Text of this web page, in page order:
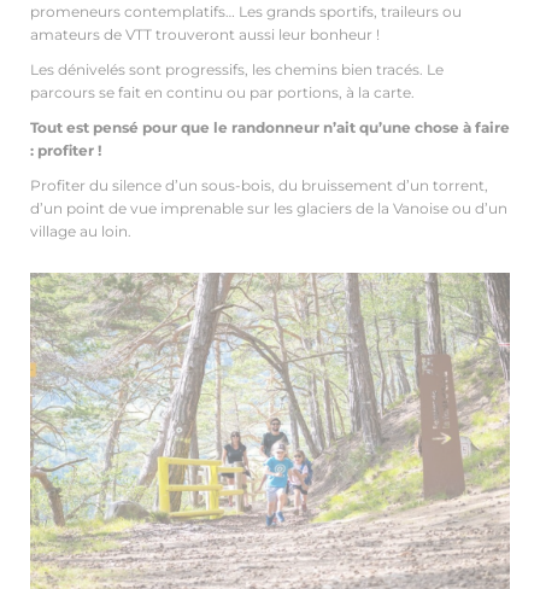
promeneurs contemplatifs… Les grands sportifs, traileurs ou
amateurs de VTT trouveront aussi leur bonheur !
Les dénivelés sont progressifs, les chemins bien tracés. Le
parcours se fait en continu ou par portions, à la carte.
Tout est pensé pour que le randonneur n’ait qu’une chose à faire
: profiter !
Profiter du silence d’un sous-bois, du bruissement d’un torrent,
d’un point de vue imprenable sur les glaciers de la Vanoise ou d’un
village au loin.